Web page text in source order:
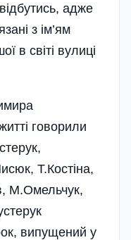
адже
з ім’ям
в світі вулиці
говорили
Т.Костіна,
М.Омельчук,
випущений у